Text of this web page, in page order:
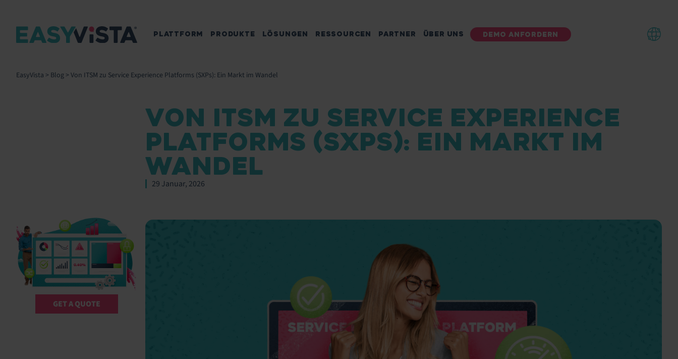
DEMO ANFORDERN
PLATTFORM PRODUKTE LÖSUNGEN RESSOURCEN PARTNER ÜBER UNS
EasyVista > Blog> Von ITSM zu Service Experience Platforms (SXPs): Ein Markt im Wandel
GET A QUOTE
VON ITSM ZU SERVICE EXPERIENCE
PLATFORMS (SXPS): EIN MARKT IM
WANDEL
29 Januar, 2026